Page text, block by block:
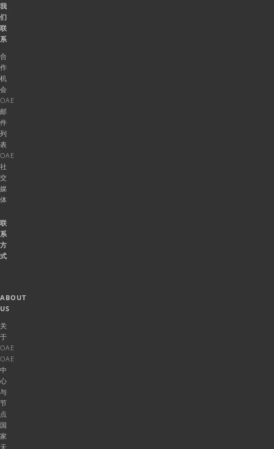
我
们
联
系
合
作
机
会
OAE
邮
件
列
表
OAE
社
交
媒
体
联
系
方
式
ABOUT
US
关
于
OAE
OAE
中
心
与
节
点
国
家
天